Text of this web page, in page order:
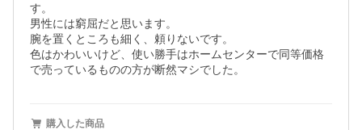
す。
男性には窮屈だと思います。
腕を置くところも細く、頼りないです。
色はかわいいけど、使い勝手はホームセンターで同等価格
で売っているものの方が断然マシでした。
購入した商品